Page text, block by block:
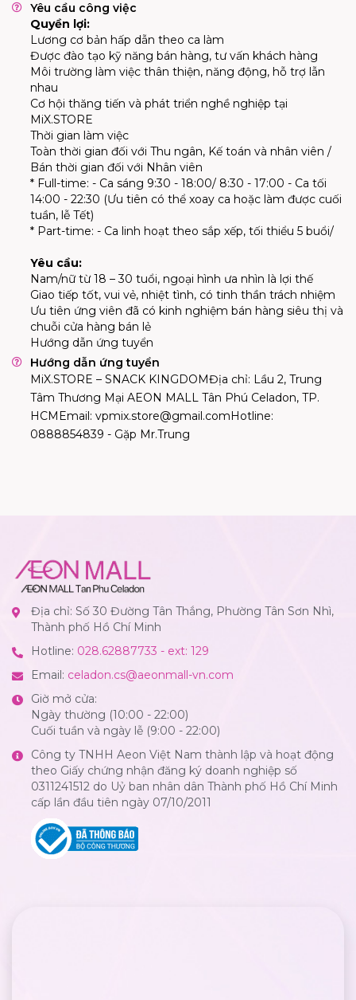
Yêu cầu công việc
Quyền lợi:
Lương cơ bản hấp dẫn theo ca làm
Được đào tạo kỹ năng bán hàng, tư vấn khách hàng
Môi trường làm việc thân thiện, năng động, hỗ trợ lẫn
nhau
Cơ hội thăng tiến và phát triển nghề nghiệp tại
MiX.STORE
Thời gian làm việc
Toàn thời gian đối với Thu ngân, Kế toán và nhân viên /
Bán thời gian đối với Nhân viên
* Full-time: - Ca sáng 9:30 - 18:00/ 8:30 - 17:00 - Ca tối
14:00 - 22:30 (Ưu tiên có thể xoay ca hoặc làm được cuối
tuần, lễ Tết)
* Part-time: - Ca linh hoạt theo sắp xếp, tối thiểu 5 buổi/
Yêu cầu:
Nam/nữ từ 18 – 30 tuổi, ngoại hình ưa nhìn là lợi thế
Giao tiếp tốt, vui vẻ, nhiệt tình, có tinh thần trách nhiệm
Ưu tiên ứng viên đã có kinh nghiệm bán hàng siêu thị và
chuỗi cửa hàng bán lẻ
Hướng dẫn ứng tuyển
Hướng dẫn ứng tuyển
MiX.STORE – SNACK KINGDOMĐịa chỉ: Lầu 2, Trung
Tâm Thương Mại AEON MALL Tân Phú Celadon, TP.
HCMEmail: vpmix.store@gmail.comHotline:
0888854839 - Gặp Mr.Trung
Địa chỉ: Số 30 Đường Tân Thắng, Phường Tân Sơn Nhì,
Thành phố Hồ Chí Minh
Hotline: 028.62887733 - ext: 129
Email: celadon.cs@aeonmall-vn.com
Giờ mở cửa:
Ngày thường (10:00 - 22:00)
Cuối tuần và ngày lễ (9:00 - 22:00)
Công ty TNHH Aeon Việt Nam thành lập và hoạt động
theo Giấy chứng nhận đăng ký doanh nghiệp số
0311241512 do Uỷ ban nhân dân Thành phố Hồ Chí Minh
cấp lần đầu tiên ngày 07/10/2011